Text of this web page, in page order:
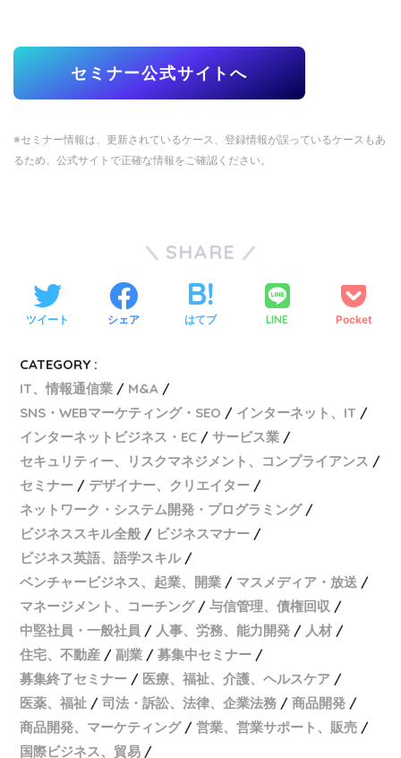
セミナー公式サイトへ
※セミナー情報は、更新されているケース、登録情報が誤っているケースもあ
るため、公式サイトで正確な情報をご確認ください。
SHARE
ツイート シェア はてブ LINE Pocket
CATEGORY :
IT、情報通信業
M&A
SNS・WEBマーケティング・SEO
インターネット、IT
インターネットビジネス・EC
サービス業
セキュリティー、リスクマネジメント、コンプライアンス
セミナー
デザイナー、クリエイター
ネットワーク・システム開発・プログラミング
ビジネススキル全般
ビジネスマナー
ビジネス英語、語学スキル
ベンチャービジネス、起業、開業
マスメディア・放送
マネージメント、コーチング
与信管理、債権回収
中堅社員・一般社員
人事、労務、能力開発
人材
住宅、不動産
副業
募集中セミナー
募集終了セミナー
医療、福祉、介護、ヘルスケア
医薬、福祉
司法・訴訟、法律、企業法務
商品開発
商品開発、マーケティング
営業、営業サポート、販売
国際ビジネス、貿易